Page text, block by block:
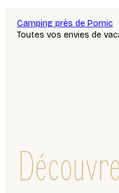
Camping près de Pornic
Toutes vos envies de